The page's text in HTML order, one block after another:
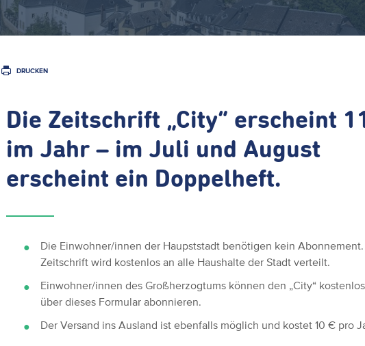
DRUCKEN
Die Zeitschrift „City“ erscheint
im Jahr – im Juli und August
erscheint ein Doppelheft.
Die Einwohner/innen der Haupststadt benötigen kein
Zeitschrift wird kostenlos an alle Haushalte der Stadt verteilt.
Einwohner/innen des Großherzogtums können den „City“
über dieses Formular abonnieren.
Der Versand ins Ausland ist ebenfalls möglich und kostet 10 € pro